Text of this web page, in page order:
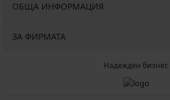
ОБЩА ИНФОРМАЦИЯ
ЗА ФИРМАТА
Надежден бизнес